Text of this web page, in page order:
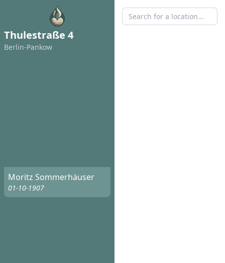
Thulestraße 4
Berlin-Pankow
Moritz Sommerhäuser
01-10-1907